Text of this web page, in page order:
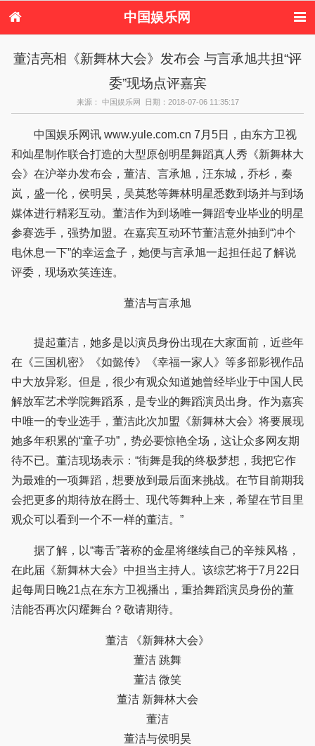
中国娱乐网
港台娱乐
日本娱乐 韩国娱乐
欧美娱乐
音乐新闻 影视新闻
港台明星八卦
日本韩国明星
欧美明星八卦
董洁亮相《新舞林大会》发布会 与言承旭共担“评
委”现场点评嘉宾
来源： 中国娱乐网 日期：2018-07-06 11:35:17
中国娱乐网讯 www.yule.com.cn 7月5日，由东方卫视
和灿星制作联合打造的大型原创明星舞蹈真人秀《新舞林大
会》在沪举办发布会，董洁、言承旭，汪东城，乔杉，秦
岚，盛一伦，侯明昊，吴莫愁等舞林明星悉数到场并与到场
媒体进行精彩互动。董洁作为到场唯一舞蹈专业毕业的明星
参赛选手，强势加盟。在嘉宾互动环节董洁意外抽到“冲个
电休息一下”的幸运盒子，她便与言承旭一起担任起了解说
评委，现场欢笑连连。
董洁与言承旭
提起董洁，她多是以演员身份出现在大家面前，近些年
在《三国机密》《如懿传》《幸福一家人》等多部影视作品
中大放异彩。但是，很少有观众知道她曾经毕业于中国人民
解放军艺术学院舞蹈系，是专业的舞蹈演员出身。作为嘉宾
中唯一的专业选手，董洁此次加盟《新舞林大会》将要展现
她多年积累的“童子功”，势必要惊艳全场，这让众多网友期
待不已。董洁现场表示：“街舞是我的终极梦想，我把它作
为最难的一项舞蹈，想要放到最后面来挑战。在节目前期我
会把更多的期待放在爵士、现代等舞种上来，希望在节目里
观众可以看到一个不一样的董洁。”
据了解，以“毒舌”著称的金星将继续自己的辛辣风格，
在此届《新舞林大会》中担当主持人。该综艺将于7月22日
起每周日晚21点在东方卫视播出，重拾舞蹈演员身份的董
洁能否再次闪耀舞台？敬请期待。
董洁 《新舞林大会》
董洁 跳舞
董洁 微笑
董洁 新舞林大会
董洁
董洁与侯明昊